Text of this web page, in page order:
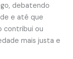
debatendo
e até que
contribui ou
mais justa e